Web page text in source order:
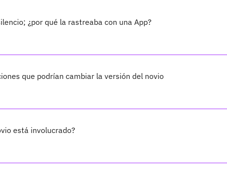
¿por qué la rastreaba con una App?
que podrían cambiar la versión del novio
está involucrado?